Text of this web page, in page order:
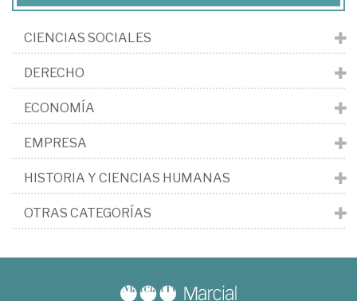
CIENCIAS SOCIALES
DERECHO
ECONOMÍA
EMPRESA
HISTORIA Y CIENCIAS HUMANAS
OTRAS CATEGORÍAS